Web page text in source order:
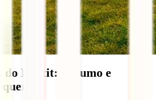
do Brexit: Resumo e